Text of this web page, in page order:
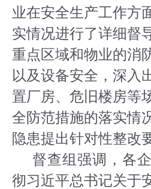
业在安全生产工作方
实情况进行了详细督
重点区域和物业的消
以及设备安全，深入
置厂房、危旧楼房等
全防范措施的落实情
隐患提出针对性整改
督查组强调，各
彻习近平总书记关于